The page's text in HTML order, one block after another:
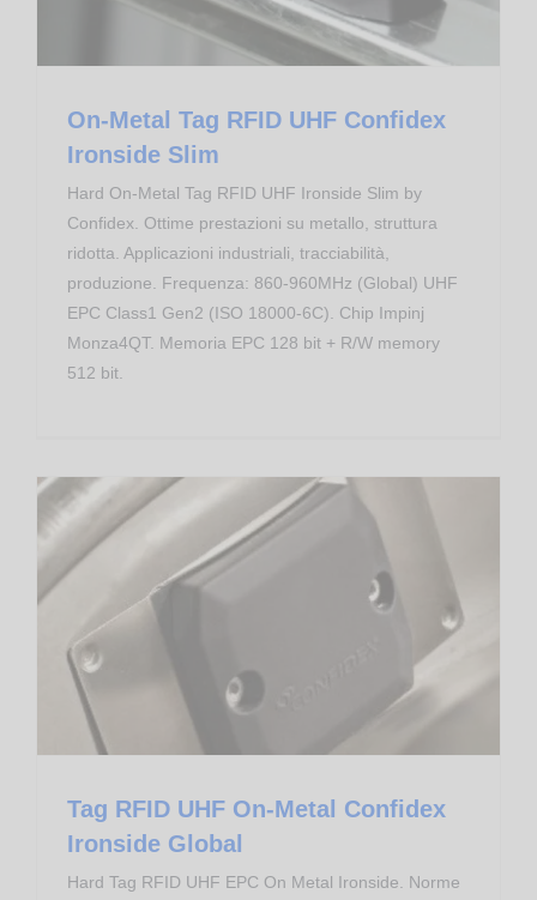
On-Metal Tag RFID UHF Confidex
Ironside Slim
Hard On-Metal Tag RFID UHF Ironside Slim by
Confidex. Ottime prestazioni su metallo, struttura
ridotta. Applicazioni industriali, tracciabilità,
produzione. Frequenza: 860-960MHz (Global) UHF
EPC Class1 Gen2 (ISO 18000-6C). Chip Impinj
Monza4QT. Memoria EPC 128 bit + R/W memory
512 bit.
Tag RFID UHF On-Metal Confidex
Ironside Global
Hard Tag RFID UHF EPC On Metal Ironside. Norme